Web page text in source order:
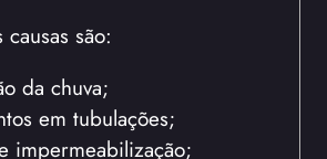
são:
da chuva;
em tubulações;
impermeabilização;